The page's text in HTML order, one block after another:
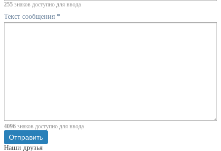
255 знаков доступно для ввода
Текст сообщения *
4096 знаков доступно для ввода
Наши друзья